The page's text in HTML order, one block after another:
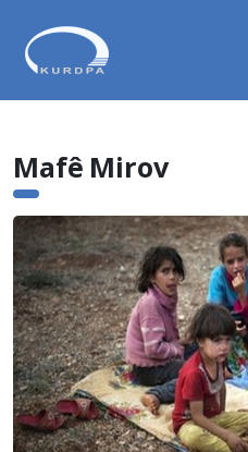
Mafê Mirov